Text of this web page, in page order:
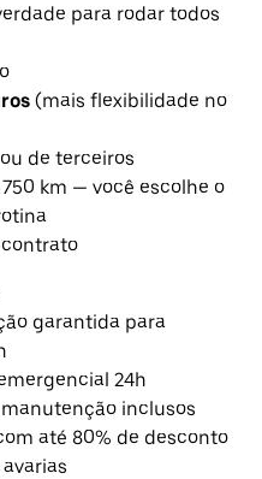
para rodar todos
(mais flexibilidade no
de terceiros
km — você escolhe o
garantida para
24h
manutenção inclusos
até 80% de desconto